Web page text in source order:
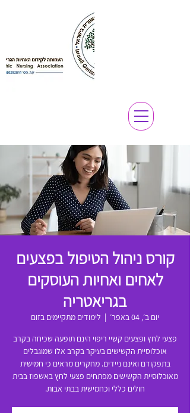
קורס ניהול הטיפול בפצעים
לאחים ואחיות העוסקים
בגריאטריה
יום ב׳, 04 באפר׳
  |
לימודים מתקיימים בזום
פצעי לחץ ופצעים קשיי ריפוי הינם תופעה שכיחה בקרב
אוכלוסיית הקשישים בעיקר בקרב אלו שמוגבלים
בתפקודם ואינם ניידים. מחקרים מראים כי חמישית
מאוכלוסיית הקשישים מפתחים פצעי לחץ באשפוז בבית
חולים כללי וכחמישית בבתי אבות.